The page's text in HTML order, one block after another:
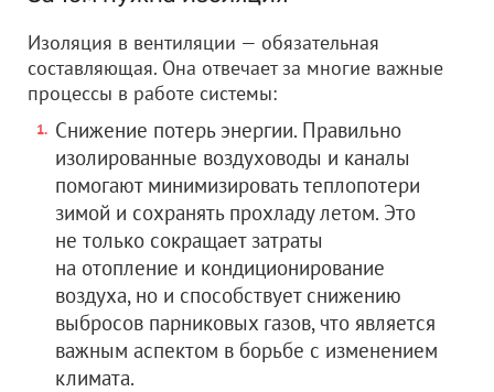
Изоляция в вентиляции — обязательная
составляющая. Она отвечает за многие важные
процессы в работе системы:
Снижение потерь энергии. Правильно
изолированные воздуховоды и каналы
помогают минимизировать теплопотери
зимой и сохранять прохладу летом. Это
не только сокращает затраты
на отопление и кондиционирование
воздуха, но и способствует снижению
выбросов парниковых газов, что является
важным аспектом в борьбе с изменением
климата.